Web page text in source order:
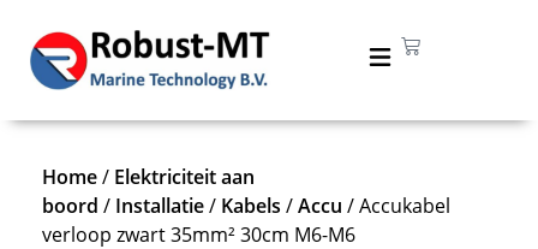
Home/ Elektriciteit aan
boord / Installatie/ Kabels /Accu / Accukabel
verloop zwart 35mm² 30cm M6-M6